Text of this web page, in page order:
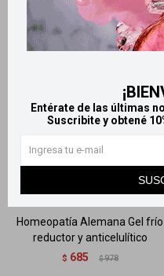
Entérate de las últimas
Suscribite y obtené
Homeopatía Alemana Gel frío
reductor y anticelulítico
$ 685 $ 978